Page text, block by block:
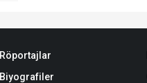
Röportajlar
Biyografiler